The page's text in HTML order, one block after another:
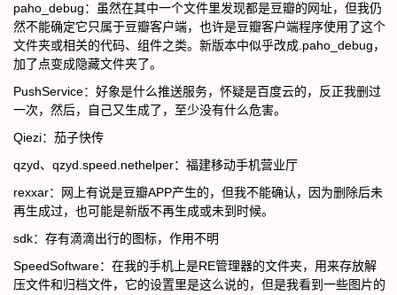
paho_debug：虽然在其中一个文件里发现都是豆瓣的网址，但我仍
然不能确定它只属于豆瓣客户端，也许是豆瓣客户端程序使用了这个
文件夹或相关的代码、组件之类。新版本中似乎改成.paho_debug，
加了点变成隐藏文件夹了。
PushService：好象是什么推送服务，怀疑是百度云的，反正我删过
一次，然后，自己又生成了，至少没有什么危害。
Qiezi：茄子快传
qzyd、qzyd.speed.nethelper：福建移动手机营业厅
rexxar：网上有说是豆瓣APP产生的，但我不能确认，因为删除后未
再生成过，也可能是新版不再生成或未到时候。
sdk：存有滴滴出行的图标，作用不明
SpeedSoftware：在我的手机上是RE管理器的文件夹，用来存放解
压文件和归档文件，它的设置里是这么说的，但是我看到一些图片的